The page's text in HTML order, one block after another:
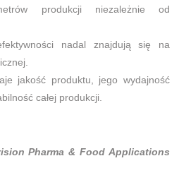
produkcji niezależnie od
nadal znajdują się na
jakość produktu, jego wydajność
całej produkcji.
Pharma & Food Applications